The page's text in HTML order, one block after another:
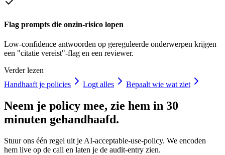
Flag prompts die onzin-risico lopen
Low-confidence antwoorden op gereguleerde onderwerpen krijgen
een "citatie vereist"-flag en een reviewer.
Verder lezen
Handhaaft je policies
Logt alles Bepaalt wie wat ziet
Neem je policy mee, zie hem in 30
minuten gehandhaafd.
Stuur ons één regel uit je AI-acceptable-use-policy. We encoden
hem live op de call en laten je de audit-entry zien.